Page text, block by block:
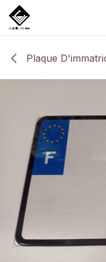
Overslaan naar inhoud
Plaque